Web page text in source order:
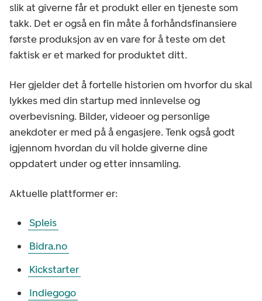
slik at giverne får et produkt eller en tjeneste som
takk. Det er også en fin måte å forhåndsfinansiere
første produksjon av en vare for å teste om det
faktisk er et marked for produktet ditt.
Her gjelder det å fortelle historien om hvorfor du skal
lykkes med din startup med innlevelse og
overbevisning. Bilder, videoer og personlige
anekdoter er med på å engasjere. Tenk også godt
igjennom hvordan du vil holde giverne dine
oppdatert under og etter innsamling.
Aktuelle plattformer er:
Spleis
Bidra.no
Kickstarter
Indiegogo